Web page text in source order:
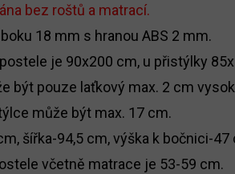
bez roštů a matrací.
18 mm s hranou ABS 2 mm.
je 90x200 cm, u přistýlky
být pouze laťkový max. 2 cm
může být max. 17 cm.
šířka-94,5 cm, výška k bočnici-
včetně matrace je 53-59 cm.